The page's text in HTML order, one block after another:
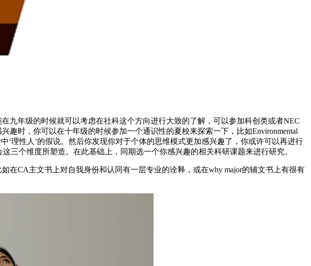
九年级的时候就可以考虑在社科这个方向进行大致的了解，可以参加科创类或者NEC
时，你可以在十年级的时候参加一个通识性的夏校来探索一下，比如Environmental
‘理性人’的假说。然后你发现你对于个体的思维模式更加感兴趣了，你或许可以再进行
三个维度所塑造。在此基础上，同期选一个你感兴趣的相关科研课题来进行研究。
在CA主文书上对自我身份和认同有一层专业的诠释，或在why major的辅文书上有很有